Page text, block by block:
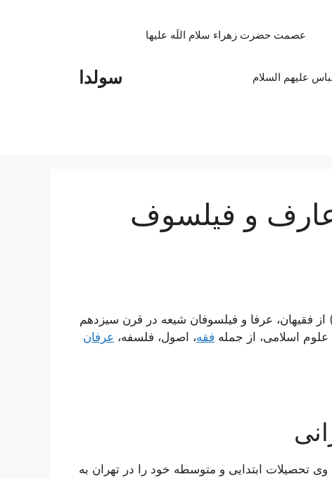
سولدا
عصمت حضرت زهراء سلام اللَه علیها
علیهم السلام
عارف و فیلسوف
۱۴۱۶ق) از فقیهان، عرفا و فیلسوفان شیعه در قرن سیزدهم
اسلامی، از جمله فقه، اصول، فلسفه، عرفان
در تهران متولد شد. وی تحصیلات ابتدایی و متوسطه خود را در تهران به